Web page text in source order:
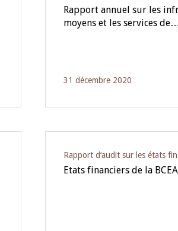
Rapport annuel sur les
moyens et les services de…
31 décembre 2020
Rapport d‘audit sur les états
Etats financiers de la